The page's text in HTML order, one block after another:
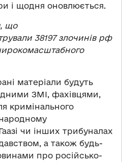
і щодня оновлюється.
що
38197 злочинів рф
матеріали будуть
ЗМІ, фахівцями,
кримінального
чи інших трибуналах
а також будь-
про російсько-